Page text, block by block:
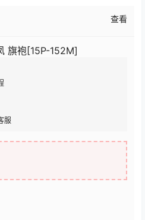
查看
旗袍[15P-152M]
服